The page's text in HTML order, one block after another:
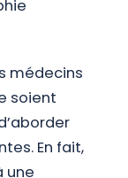
médecins
soient
En fait,
une